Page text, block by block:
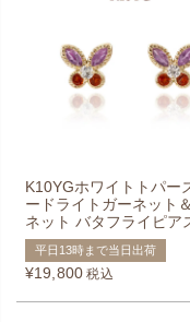
K10YGホワイトトパー
ードライトガーネット
ネット バタフライピア
平日13時まで当日出荷
¥19,800 税込